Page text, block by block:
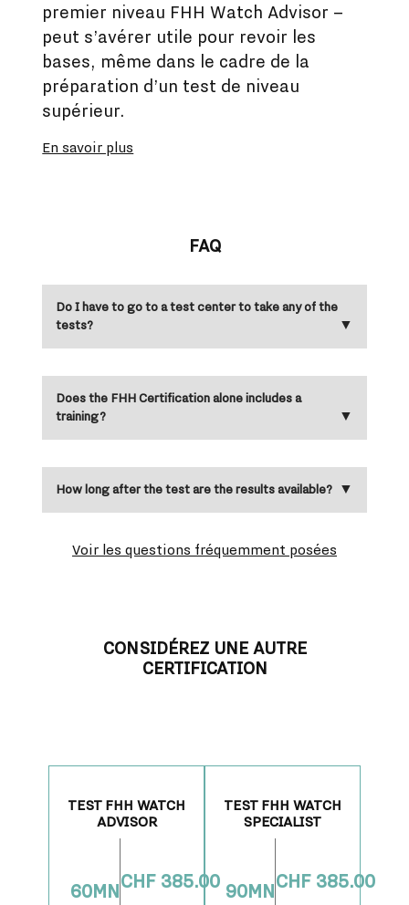
premier niveau FHH Watch Advisor –
peut s’avérer utile pour revoir les
bases, même dans le cadre de la
préparation d’un test de niveau
supérieur.
En savoir plus
FAQ
Do I have to go to a test center to take any of the
tests?
Does the FHH Certification alone includes a
training?
How long after the test are the results available?
Voir les questions fréquemment posées
CONSIDÉREZ UNE AUTRE
CERTIFICATION
TEST FHH WATCH
ADVISOR
60MNCHF385.00
TEST FHH WATCH
SPECIALIST
90MNCHF 385.00